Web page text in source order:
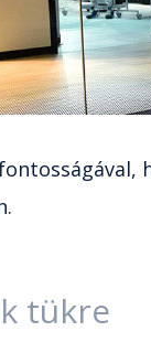
tükre